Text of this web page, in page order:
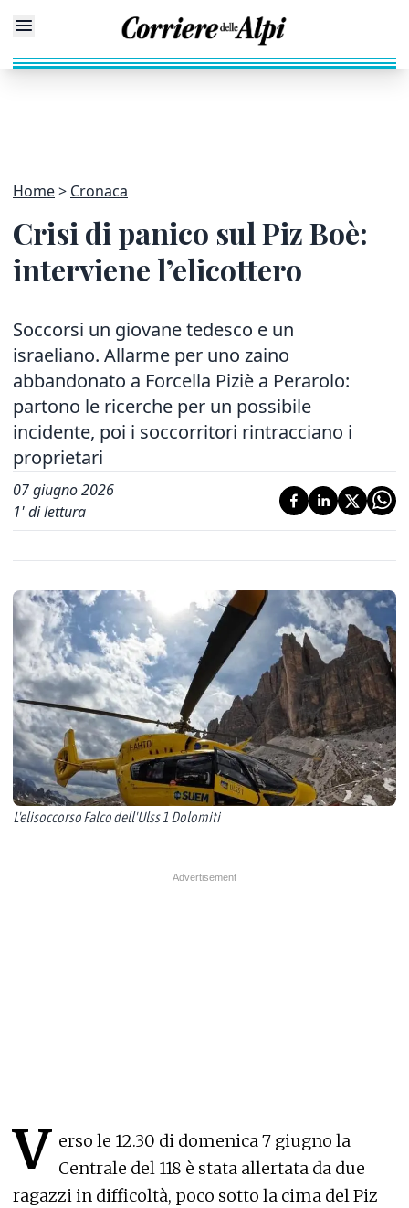
Home Cronaca
Crisi di panico sul Piz Boè:
interviene l’elicottero
Soccorsi un giovane tedesco e un
israeliano. Allarme per uno zaino
abbandonato a Forcella Piziè a Perarolo:
partono le ricerche per un possibile
incidente, poi i soccorritori rintracciano i
proprietari
07 giugno 2026
1' di lettura
L'elisoccorso Falco dell'Ulss 1 Dolomiti
V erso le 12.30 di domenica 7 giugno la
Centrale del 118 è stata allertata da due
ragazzi in difficoltà, poco sotto la cima del Piz